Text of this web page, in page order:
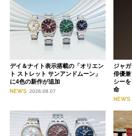
デイ＆ナイト表示搭載の「オリエン
ト ストレット サンアンドムーン」
に4色の新作が追加
NEWS 2026.08.07
ジャ
俳優兼
シー
命
NEWS